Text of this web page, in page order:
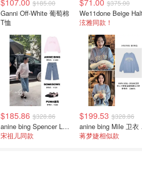
$185.00
Ganni Off-White 葡萄棉
T恤
$375.00
泫雅同款！
$185.86 $328.86
anine bing Spencer Logo 卫衣
宋祖儿同款
$199.53 $328.86
蒋梦婕相似款